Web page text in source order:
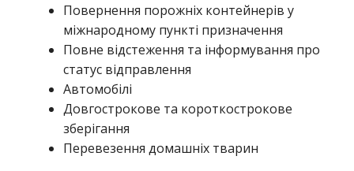
Повернення порожніх контейнерів у
міжнародному пункті призначення
Повне відстеження та інформування про
статус відправлення
Автомобілі
Довгострокове та короткострокове
зберігання
Перевезення домашніх тварин